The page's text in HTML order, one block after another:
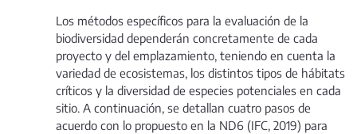
Los métodos específicos para la evaluación de la
biodiversidad dependerán concretamente de cada
proyecto y del emplazamiento, teniendo en cuenta la
variedad de ecosistemas, los distintos tipos de hábitats
críticos y la diversidad de especies potenciales en cada
sitio. A continuación, se detallan cuatro pasos de
acuerdo con lo propuesto en la ND6 (IFC, 2019) para